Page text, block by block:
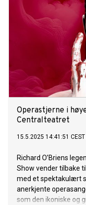
Operastjerne i
Centralteatret
15.5.2025 14:41:51 CEST
Richard O’Briens
Show vender tilbake
med et spektakulært
anerkjente
som den ikoniske og